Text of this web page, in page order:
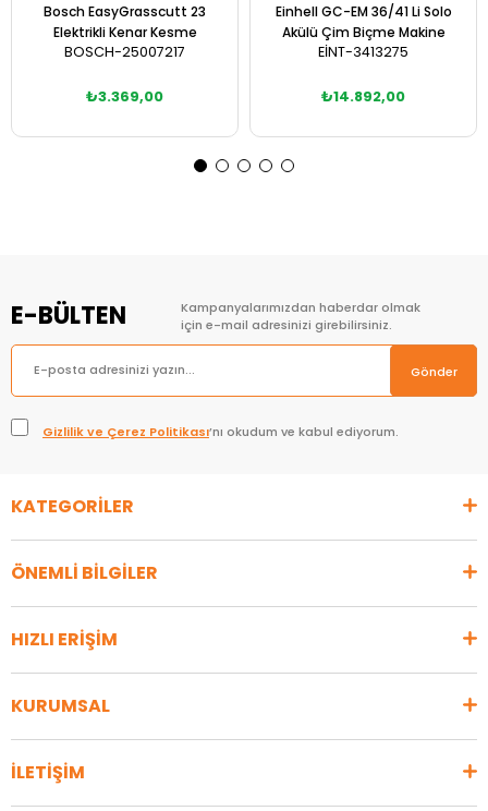
Bosch EasyGrasscutt 23
Elektrikli Kenar Kesme
BOSCH-25007217
₺3.369,00
Einhell GC-EM 36/41 Li Solo
Akülü Çim Biçme Makine
EİNT-3413275
₺14.892,00
E-BÜLTEN
Kampanyalarımızdan haberdar olmak
için e-mail adresinizi girebilirsiniz.
Gönder
Gizlilik ve Çerez Politikası’nı okudum ve kabul ediyorum.
KATEGORİLER
ÖNEMLİ BİLGİLER
HIZLI ERİŞİM
KURUMSAL
İLETİŞİM